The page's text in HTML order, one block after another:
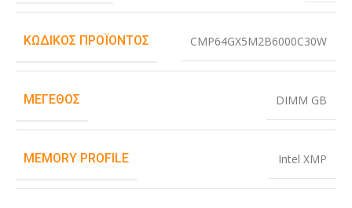
ΚΩΔΙΚΌΣ ΠΡΟΪΌΝΤΟΣ CMP64GX5M2B6000C30W
ΜΈΓΕΘΟΣ DIMM GB
MEMORY PROFILE Intel XMP